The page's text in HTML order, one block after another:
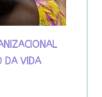
DA VIDA